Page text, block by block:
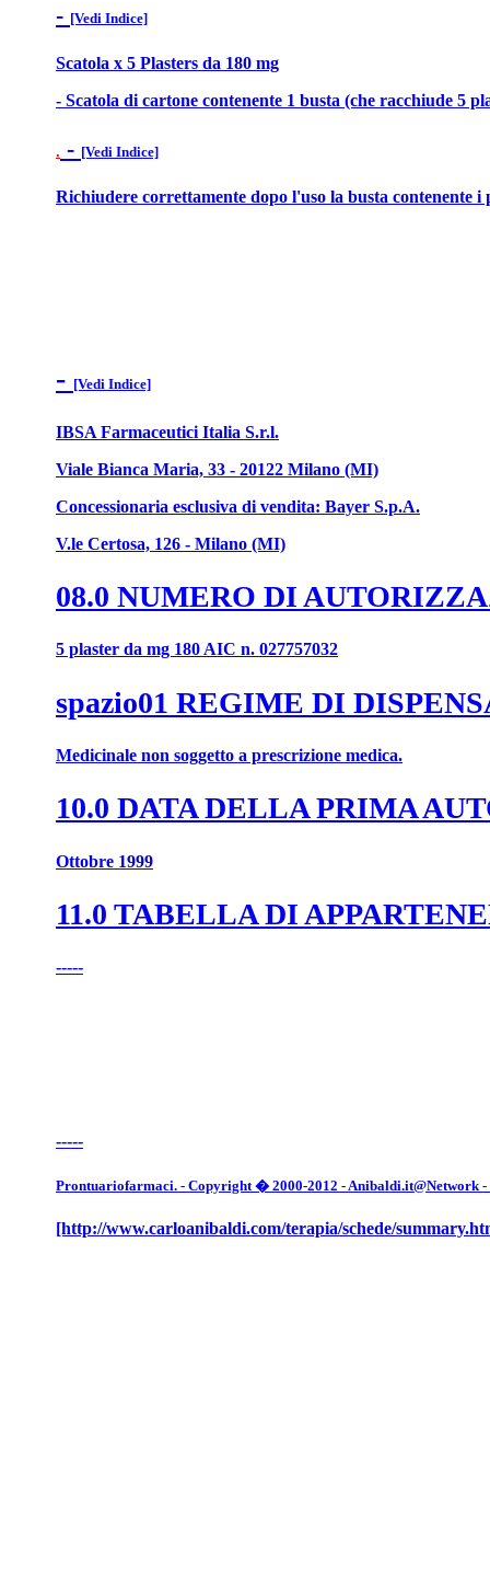
- [Vedi Indice]
Scatola x 5 Plasters da 180 mg
- Scatola di cartone contenente 1 busta (che racchiude 5
. - [Vedi Indice]
Richiudere correttamente dopo l'uso la busta contenente i
- [Vedi Indice]
IBSA Farmaceutici Italia S.r.l.
Viale Bianca Maria, 33 - 20122 Milano (MI)
Concessionaria esclusiva di vendita: Bayer S.p.A.
V.le Certosa, 126 - Milano (MI)
08.0 NUMERO DI
5 plaster da mg 180 AIC n. 027757032
spazio01 REGIME DI
Medicinale non soggetto a prescrizione medica.
10.0 DATA DELLA PRIMA
Ottobre 1999
11.0 TABELLA DI
-----
-----
Prontuariofarmaci. - Copyright � 2000-2012 - Anibaldi.it@Network
[http://www.carloanibaldi.com/terapia/schede/